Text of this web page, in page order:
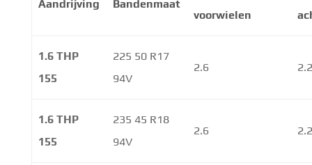
Aandrijving Bandenmaat
voorwielen
1.6 THP
155
225 50 R17
94V
2.6
1.6 THP
155
235 45 R18
94V
2.6